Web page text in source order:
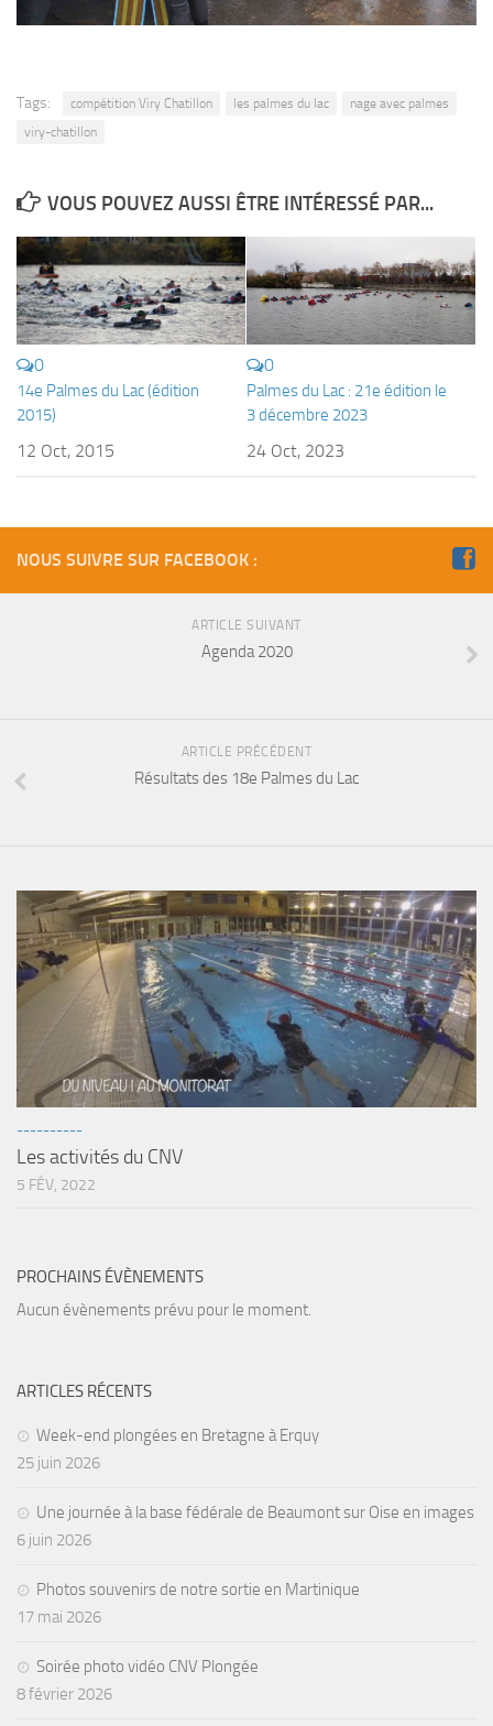
Tags: compétition Viry Chatillon les palmes du lac
nage avec palmes
viry-chatillon
VOUS POUVEZ AUSSI ÊTRE INTÉRESSÉ PAR...
0
14e Palmes du Lac (édition
2015)
12 Oct, 2015
0
Palmes du Lac : 21e édition le
3 décembre 2023
24 Oct, 2023
NOUS SUIVRE SUR FACEBOOK :
ARTICLE SUIVANT
Agenda 2020
ARTICLE PRÉCÉDENT
Résultats des 18e Palmes du Lac
----------
Les activités du CNV
5 FÉV, 2022
PROCHAINS ÉVÈNEMENTS
Aucun évènements prévu pour le moment.
ARTICLES RÉCENTS
Week-end plongées en Bretagne à Erquy
25 juin 2026
Une journée à la base fédérale de Beaumont sur Oise en images
6 juin 2026
Photos souvenirs de notre sortie en Martinique
17 mai 2026
Soirée photo vidéo CNV Plongée
8 février 2026